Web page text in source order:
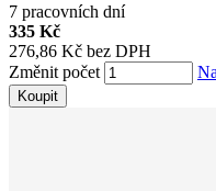
7 pracovních dní
335 Kč
276,86 Kč bez DPH
Změnit počet
Koupit